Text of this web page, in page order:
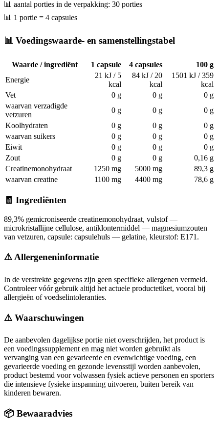
📊 aantal porties in de verpakking: 30 porties
📊 1 portie = 4 capsules
📊 Voedingswaarde- en samenstellingstabel
Waarde / ingrediënt 1 capsule 4 capsules
100 g
Energie
21 kJ / 5
kcal
84 kJ / 20
kcal
1501 kJ / 359
kcal
Vet
0 g 0 g
0 g
waarvan verzadigde
vetzuren
0 g 0 g
0 g
Koolhydraten
0 g 0 g
0 g
waarvan suikers
0 g 0 g
0 g
Eiwit
0 g 0 g
0 g
Zout
0 g 0 g
0,16 g
Creatinemonohydraat
1250 mg 5000 mg
89,3 g
waarvan creatine
1100 mg 4400 mg 78,6 g
🧾 Ingrediënten
89,3% gemicroniseerde creatinemonohydraat, vulstof —
microkristallijne cellulose, antiklontermiddel — magnesiumzouten
van vetzuren, capsule: capsulehuls — gelatine, kleurstof: E171.
⚠️ Allergeneninformatie
In de verstrekte gegevens zijn geen specifieke allergenen vermeld.
Controleer vóór gebruik altijd het actuele productetiket, vooral bij
allergieën of voedselintoleranties.
⚠️ Waarschuwingen
De aanbevolen dagelijkse portie niet overschrijden, het product is
een voedingssupplement en mag niet worden gebruikt als
vervanging van een gevarieerde en evenwichtige voeding, een
gevarieerde voeding en gezonde levensstijl worden aanbevolen,
product bestemd voor volwassen fysiek actieve personen en sporters
die intensieve fysieke inspanning uitvoeren, buiten bereik van
kinderen bewaren.
📦 Bewaaradvies